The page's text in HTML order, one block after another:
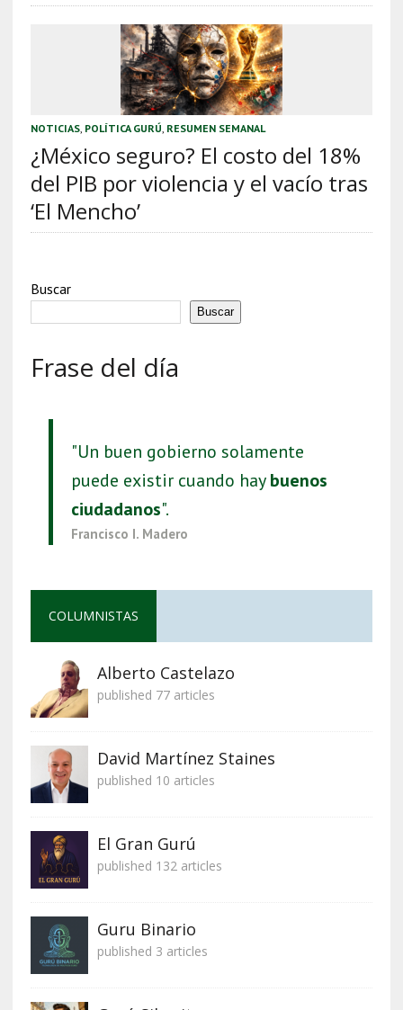
NOTICIAS, POLÍTICA GURÚ RESUMEN SEMANAL
¿México seguro? El costo del 18%
del PIB por violencia y el vacío tras
‘El Mencho’
Buscar
Buscar
Frase del día
"Un buen gobierno solamente
puede existir cuando haybuenos
ciudadanos".
Francisco I. Madero
COLUMNISTAS
Alberto Castelazo
published 77 articles
David Martínez Staines
published 10 articles
El Gran Gurú
published 132 articles
Guru Binario
published 3 articles